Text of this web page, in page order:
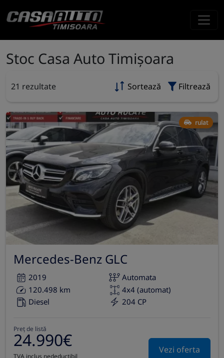
Stoc Casa Auto Timișoara
21 rezultate Sortează Filtrează
rulat
Mercedes-Benz GLC
2019
Automata
120.498 km
4x4 (automat)
Diesel
204 CP
Preț de listă
24.990€
TVA inclus nedeductibil
Vezi oferta